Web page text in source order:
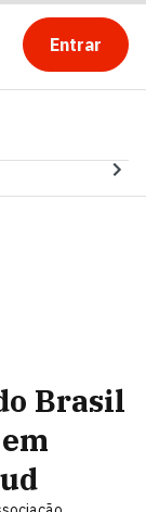
Entrar
Brasil